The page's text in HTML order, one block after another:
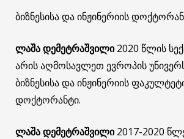
ᲡᲢᲣᲓᲔᲜᲢᲣᲠᲘ ᲪᲮᲝᲕᲠᲔᲑᲐ
ᲙᲝᲜᲢᲐᲥᲢᲘ
ბიზნესისა და ინჟინერიის
ლაშა დემეტრაშვილი2020 წლის
არის აღმოსავლეთ ევროპის
ბიზნესისა და ინჟინერიის
დოქტორანტი.
ლაშა დემეტრაშვილი2017-2020